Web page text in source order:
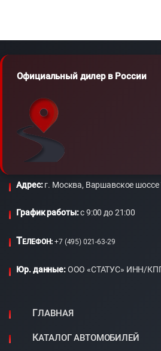
Официальный дилер в России
Адрес:г. Москва, Варшавское шоссе
График работы:c 9:00 до 21:00
ТЕЛЕФОН: +7 (495) 021-63-29
Юр. данные:ООО «СТАТУС» ИНН/
ГЛАВНАЯ
КАТАЛОГ АВТОМОБИЛЕЙ